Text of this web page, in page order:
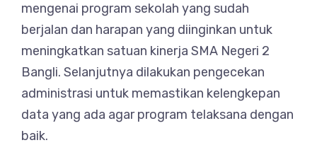
mengenai program sekolah yang sudah
berjalan dan harapan yang diinginkan untuk
meningkatkan satuan kinerja SMA Negeri 2
Bangli. Selanjutnya dilakukan pengecekan
administrasi untuk memastikan kelengkepan
data yang ada agar program telaksana dengan
baik.